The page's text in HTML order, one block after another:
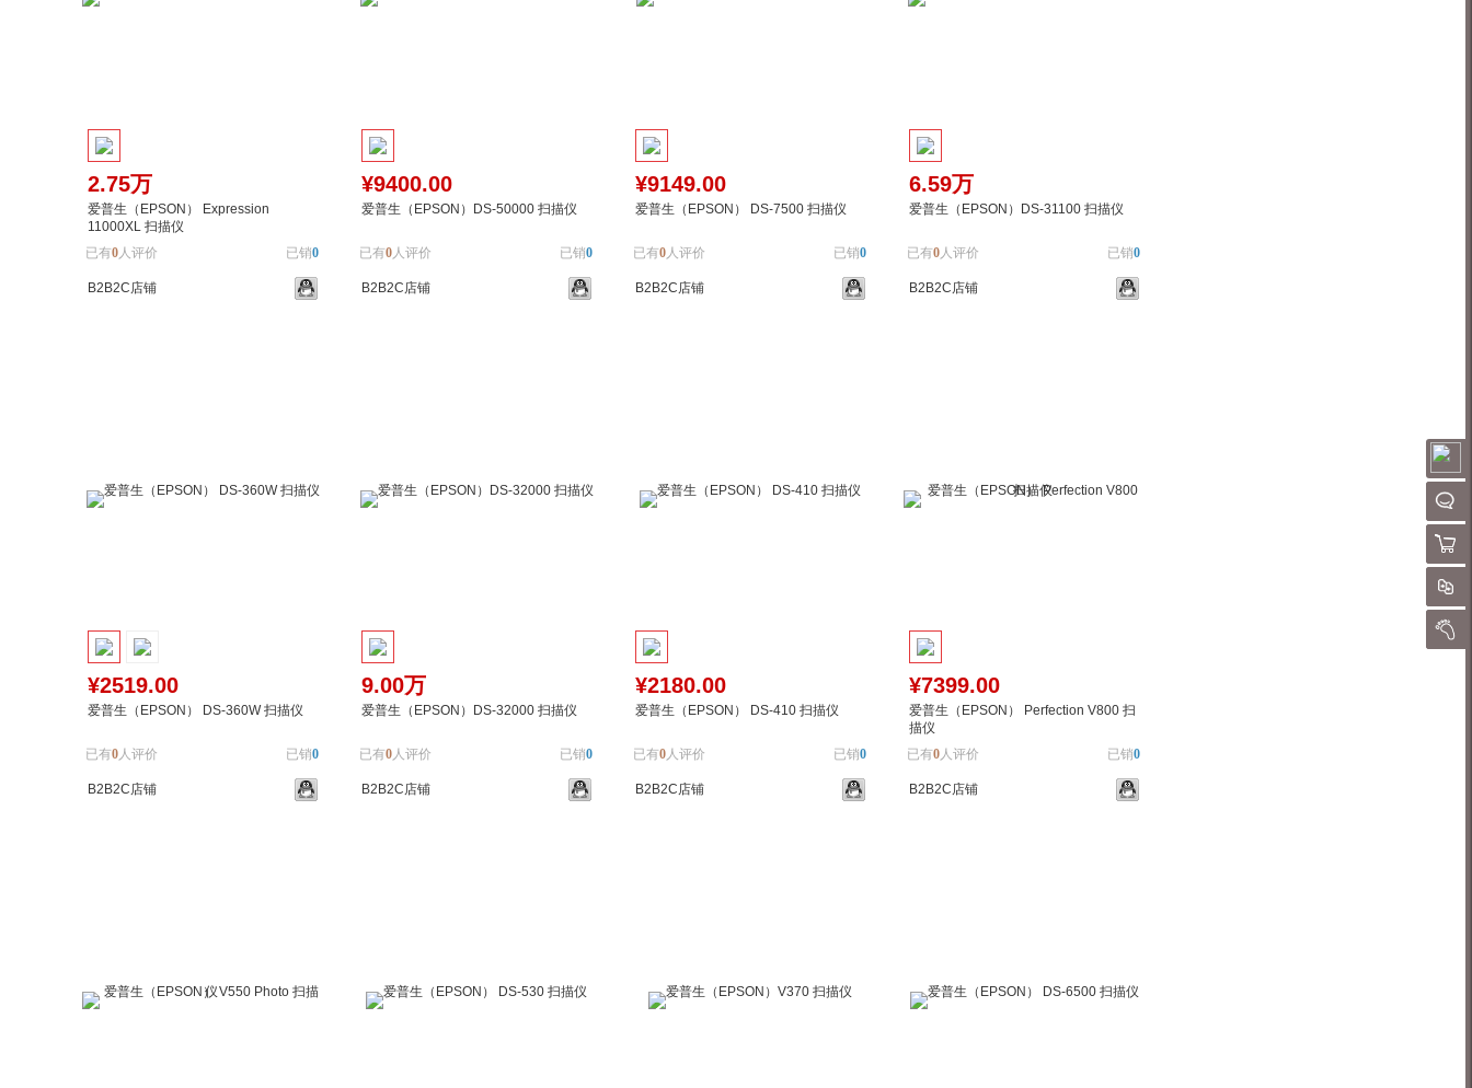
QQ
购物
对
我的
2.75万
爱普生（EPSON） Expression
11000XL 扫描仪
已有0人评价 已销0
B2B2C店铺
¥9400.00
爱普生（EPSON）DS-50000 扫描仪
已有0人评价 已销0
B2B2C店铺
¥9149.00
爱普生（EPSON） DS-7500 扫描仪
已有0人评价 已销0
B2B2C店铺
6.59万
爱普生（EPSON）DS-31100 扫描仪
已有0人评价 已销0
B2B2C店铺
¥2519.00
爱普生（EPSON） DS-360W 扫描仪
已有0人评价 已销0
B2B2C店铺
9.00万
爱普生（EPSON）DS-32000 扫描仪
已有0人评价 已销0
B2B2C店铺
¥2180.00
爱普生（EPSON） DS-410 扫描仪
已有0人评价 已销0
B2B2C店铺
¥7399.00
爱普生（EPSON） Perfection V800 扫
描仪
已有0人评价 已销0
B2B2C店铺